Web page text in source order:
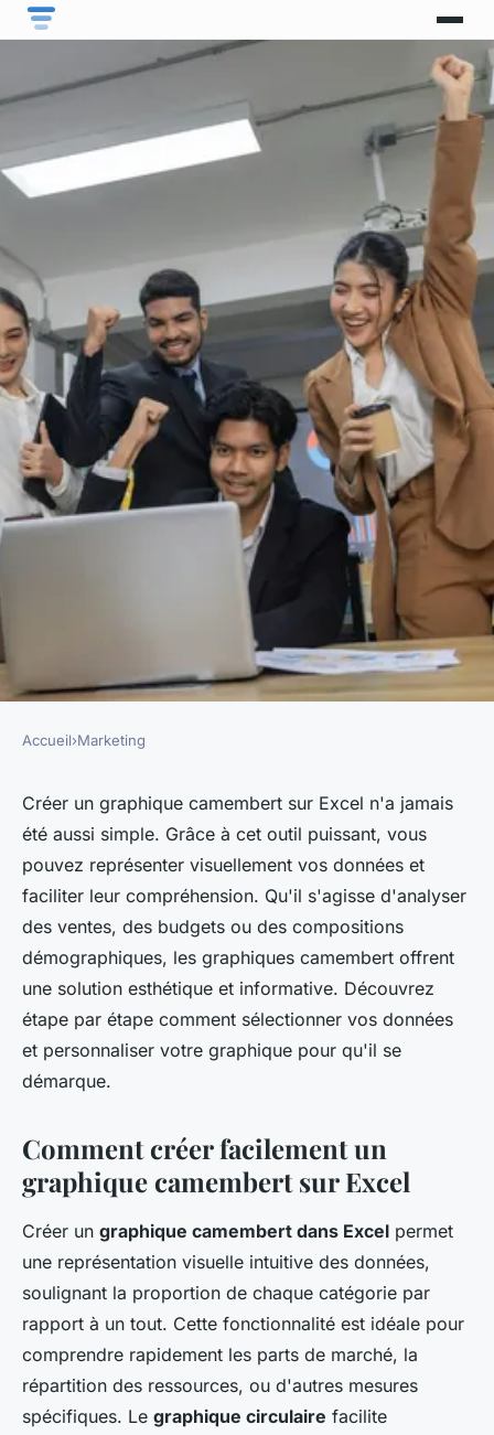
Comment créer facilement un
graphique camembert sur
excel
Louna•22 octobre 2024•7 min de lecture
Accueil›Marketing
Créer un graphique camembert sur Excel n'a jamais
été aussi simple. Grâce à cet outil puissant, vous
pouvez représenter visuellement vos données et
faciliter leur compréhension. Qu'il s'agisse d'analyser
des ventes, des budgets ou des compositions
démographiques, les graphiques camembert offrent
une solution esthétique et informative. Découvrez
étape par étape comment sélectionner vos données
et personnaliser votre graphique pour qu'il se
démarque.
Comment créer facilement un
graphique camembert sur Excel
Créer un graphique camembert dans Excel permet
une représentation visuelle intuitive des données,
soulignant la proportion de chaque catégorie par
rapport à un tout. Cette fonctionnalité est idéale pour
comprendre rapidement les parts de marché, la
répartition des ressources, ou d'autres mesures
spécifiques. Le graphique circulaire facilite